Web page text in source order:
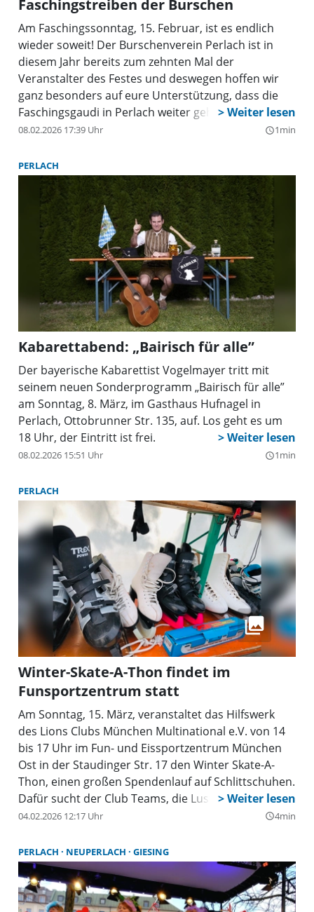
Faschingstreiben der Burschen
Am Faschingssonntag, 15. Februar, ist es endlich
wieder soweit! Der Burschenverein Perlach ist in
diesem Jahr bereits zum zehnten Mal der
Veranstalter des Festes und deswegen hoffen wir
ganz besonders auf eure Unterstützung, dass die
Faschingsgaudi in Perlach weiter gehen kann!
08.02.2026 17:39 Uhr query_builder1min
PERLACH
Kabarettabend: „Bairisch für alle”
Der bayerische Kabarettist Vogelmayer tritt mit
seinem neuen Sonderprogramm „Bairisch für alle”
am Sonntag, 8. März, im Gasthaus Hufnagel in
Perlach, Ottobrunner Str. 135, auf. Los geht es um
18 Uhr, der Eintritt ist frei.
08.02.2026 15:51 Uhr query_builder1min
PERLACH
Winter-Skate-A-Thon findet im
Funsportzentrum statt
Am Sonntag, 15. März, veranstaltet das Hilfswerk
des Lions Clubs München Multinational e.V. von 14
bis 17 Uhr im Fun- und Eissportzentrum München
Ost in der Staudinger Str. 17 den Winter Skate-A-
Thon, einen großen Spendenlauf auf Schlittschuhen.
Dafür sucht der Club Teams, die Lust haben, sich zu
beteiligen. Die Veranstaltung findet nur bei gutem,
bezüglich des Wetters findet man hier
entsprechende Auskünfte:
www.lionsmultinational.com/skate-a-thon
04.02.2026 12:17 Uhr query_builder4min
PERLACH NEUPERLACH GIESING